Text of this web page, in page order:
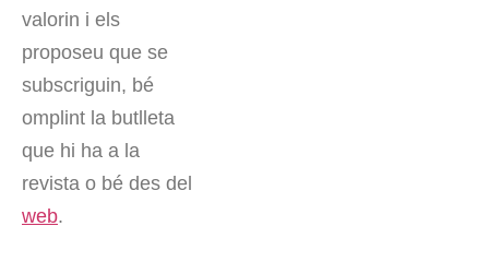
valorin i els
proposeu que se
subscriguin, bé
omplint la butlleta
que hi ha a la
revista o bé des del
web.